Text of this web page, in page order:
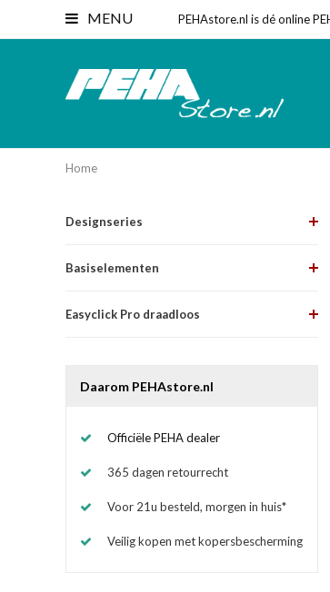
MENU PEHAstore.nl is dé online
Home
Designseries
Basiselementen
Easyclick Pro draadloos
Daarom PEHAstore.nl
Officiële PEHA dealer
365 dagen retourrecht
Voor 21u besteld, morgen in huis*
Veilig kopen met kopersbescherming